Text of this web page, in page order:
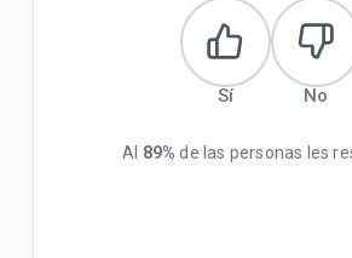
Sí No
Al 89% de las personas les